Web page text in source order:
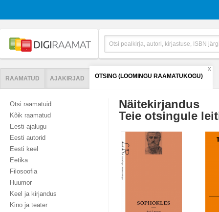
RAAMATUD AJAKIRJAD OTSING (LOOMINGU RAAMATUKOGU)
X
Otsi raamatuid
Kõik raamatud
Eesti ajalugu
Eesti autorid
Eesti keel
Eetika
Filosoofia
Huumor
Keel ja kirjandus
Kino ja teater
Näitekirjandus
Teie otsingule